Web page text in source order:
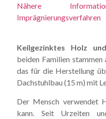
Nähere
Imprägnierungsverfahren
Keilgezinktes Holz
beiden Familien
das für die Herstellung
Dachstuhlbau (15 m) mit
Der Mensch verwendet
kann. Seit Urzeiten